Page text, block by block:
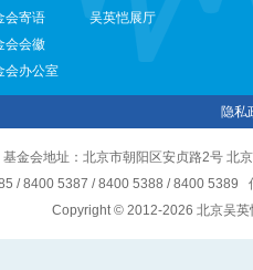
会寄语
会会徽
会办公室
吴英恺展厅
隐私
基金会地址：北京市朝阳区安贞路2号 北
/ 8400 5387 / 8400 5388 / 8400
Copyright © 2012-2026 北京吴